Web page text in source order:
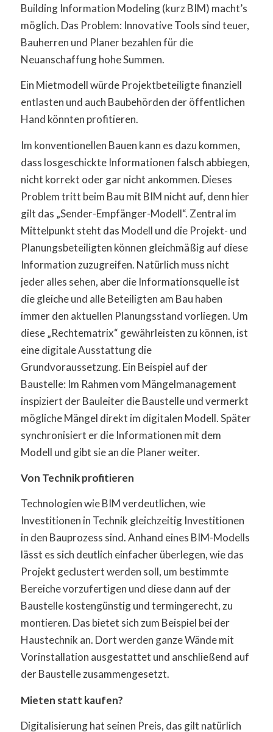
Building Information Modeling (kurz BIM) macht’s
möglich. Das Problem: Innovative Tools sind teuer,
Bauherren und Planer bezahlen für die
Neuanschaffung hohe Summen.
Ein Mietmodell würde Projektbeteiligte finanziell
entlasten und auch Baubehörden der öffentlichen
Hand könnten profitieren.
Im konventionellen Bauen kann es dazu kommen,
dass losgeschickte Informationen falsch abbiegen,
nicht korrekt oder gar nicht ankommen. Dieses
Problem tritt beim Bau mit BIM nicht auf, denn hier
gilt das „Sender-Empfänger-Modell“. Zentral im
Mittelpunkt steht das Modell und die Projekt- und
Planungsbeteiligten können gleichmäßig auf diese
Information zuzugreifen. Natürlich muss nicht
jeder alles sehen, aber die Informationsquelle ist
die gleiche und alle Beteiligten am Bau haben
immer den aktuellen Planungsstand vorliegen. Um
diese „Rechtematrix“ gewährleisten zu können, ist
eine digitale Ausstattung die
Grundvoraussetzung. Ein Beispiel auf der
Baustelle: Im Rahmen vom Mängelmanagement
inspiziert der Bauleiter die Baustelle und vermerkt
mögliche Mängel direkt im digitalen Modell. Später
synchronisiert er die Informationen mit dem
Modell und gibt sie an die Planer weiter.
Von Technik profitieren
Technologien wie BIM verdeutlichen, wie
Investitionen in Technik gleichzeitig Investitionen
in den Bauprozess sind. Anhand eines BIM-Modells
lässt es sich deutlich einfacher überlegen, wie das
Projekt geclustert werden soll, um bestimmte
Bereiche vorzufertigen und diese dann auf der
Baustelle kostengünstig und termingerecht, zu
montieren. Das bietet sich zum Beispiel bei der
Haustechnik an. Dort werden ganze Wände mit
Vorinstallation ausgestattet und anschließend auf
der Baustelle zusammengesetzt.
Mieten statt kaufen?
Digitalisierung hat seinen Preis, das gilt natürlich